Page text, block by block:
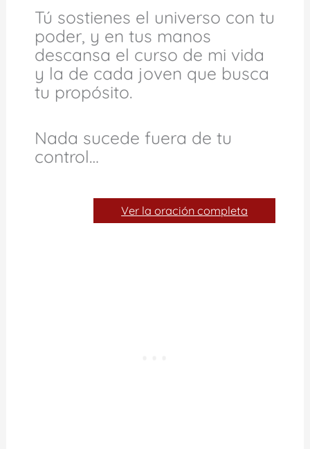
Tú sostienes el universo con tu
poder, y en tus manos
descansa el curso de mi vida
y la de cada joven que busca
tu propósito.
Nada sucede fuera de tu
control…
Ver la oración completa